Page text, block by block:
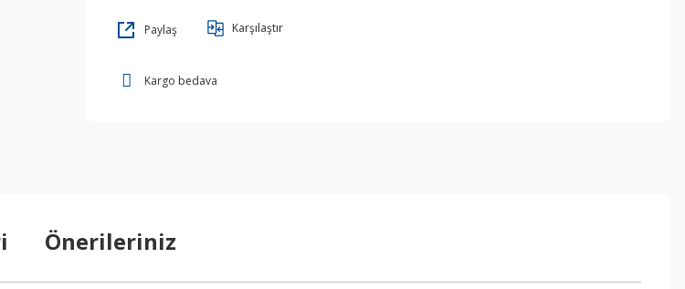
Paylaş Karşılaştır
Kargo bedava
Önerileriniz